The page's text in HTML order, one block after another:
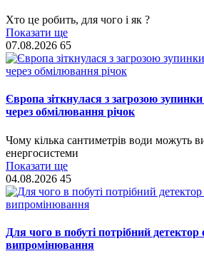
Хто це робить, для чого і як ?
Показати ще
07.08.2026 65
Європа зіткнулася з загрозою
через обмілювання річок
Чому кілька сантиметрів води можуть
енергосистеми
Показати ще
04.08.2026 45
Для чого в побуті потрібний детектор
випромінювання